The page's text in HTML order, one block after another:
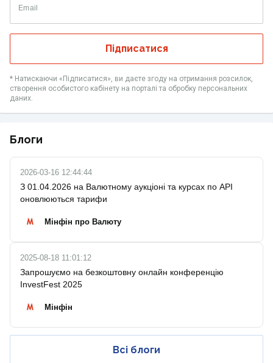
Email
Підписатися
* Натискаючи «Підписатися», ви даєте згоду на отримання розсилок,
створення особистого кабінету на порталі та обробку персональних
даних.
Блоги
2026-03-16 12:44:44
З 01.04.2026 на Валютному аукціоні та курсах по API
оновлюються тарифи
Мінфін про Валюту
2025-08-18 11:01:12
Запрошуємо на безкоштовну онлайн конференцію
InvestFest 2025
Мінфін
Всі блоги